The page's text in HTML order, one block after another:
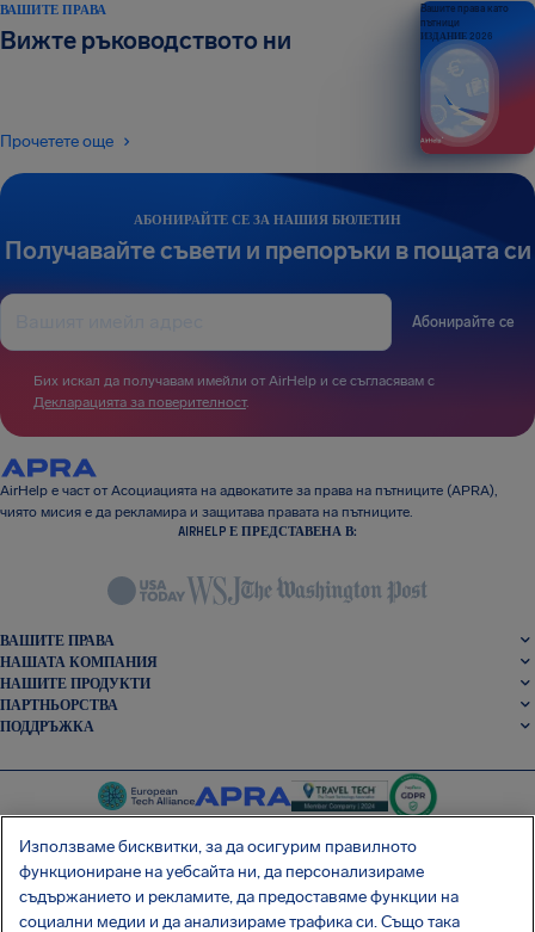
АБОНИРАЙТЕ СЕ ЗА НАШИЯ БЮЛЕТИН
Получавайте съвети и препоръки в пощата си
Абонирайте се
Бих искал да получавам имейли от AirHelp и се съгласявам с
Декларацията за поверителност.
ВАШИТЕ ПРАВА
Вижте ръководството ни
Прочетете още
Вашите права като
пътници
ИЗДАНИЕ 2026
AirHelp е част от Асоциацията на адвокатите за права на пътниците (APRA),
чиято мисия е да рекламира и защитава правата на пътниците.
AIRHELP Е ПРЕДСТАВЕНА В:
ВАШИТЕ ПРАВА
НАШАТА КОМПАНИЯ
НАШИТЕ ПРОДУКТИ
ПАРТНЬОРСТВА
ПОДДРЪЖКА
SocialFacebook
SocialTwitter
SocialInstagram
SocialLinkedin
Използваме бисквитки, за да осигурим правилното
функциониране на уебсайта ни, да персонализираме
съдържанието и рекламите, да предоставяме функции на
социални медии и да анализираме трафика си. Също така